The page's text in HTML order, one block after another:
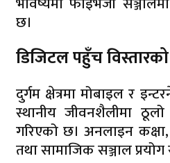
छ।
डिजिटल पहुँच विस्तारको
दुर्गम क्षेत्रमा मोबाइल र
स्थानीय जीवनशैलीमा
गरिएको छ। अनलाइन
तथा सामाजिक सञ्जाल